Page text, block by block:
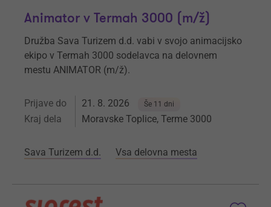
Animator v Termah 3000 (m/ž)
Družba Sava Turizem d.d. vabi v svojo animacijsko
ekipo v Termah 3000 sodelavca na delovnem
mestu ANIMATOR (m/ž).
Prijave do 21. 8. 2026 Še 11 dni
Kraj dela Moravske Toplice, Terme 3000
Sava Turizem d.d. Vsa delovna mesta